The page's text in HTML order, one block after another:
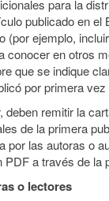
para la
publicado en el
(por ejemplo,
conocer en otros
que se indique
por primera
deben remitir la
de la primera
por las autoras o
PDF a través de la
o lectores